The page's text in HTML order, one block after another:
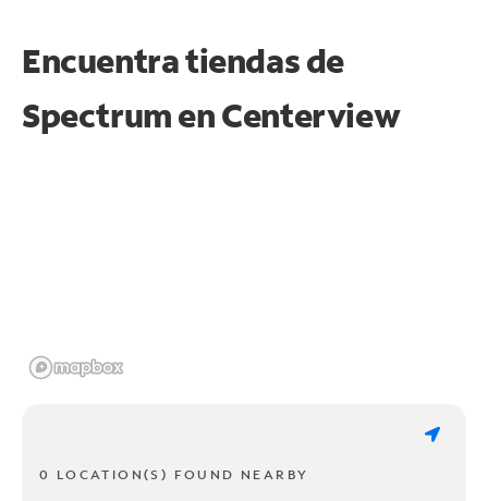
Encuentra tiendas de
Spectrum enCenterview
0 LOCATION(S) FOUND NEARBY